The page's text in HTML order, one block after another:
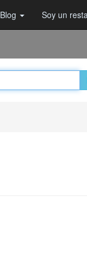
Blog Soy un